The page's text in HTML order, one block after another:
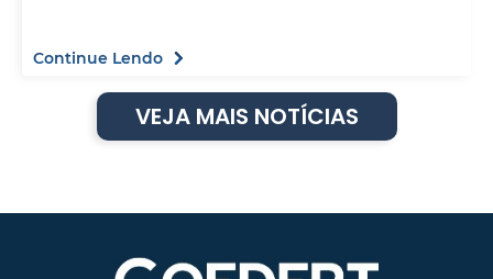
Continue Lendo
VEJA MAIS NOTÍCIAS